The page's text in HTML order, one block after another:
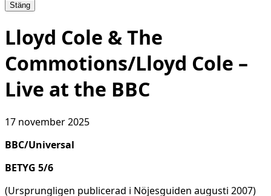
Stäng
Lloyd Cole & The
Commotions/Lloyd Cole –
Live at the BBC
17 november 2025
BBC/Universal
BETYG 5/6
(Ursprungligen publicerad i Nöjesguiden augusti 2007)